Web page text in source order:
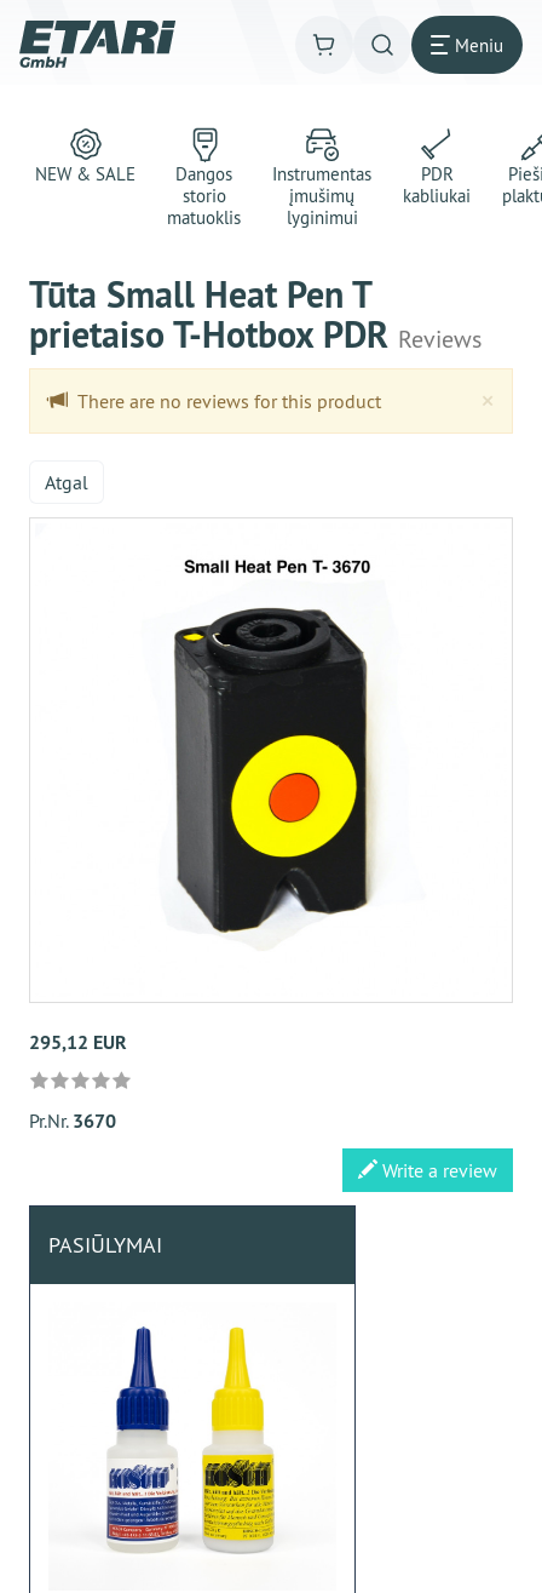
Meniu
NEW & SALE
Dangos
storio
matuoklis
Instrumentas
įmušimų
lyginimui
PDR
kabliukai
Tūta Small Heat Pen T
prietaiso T-Hotbox PDR Reviews
×
There are no reviews for this product
Atgal
295,12 EUR
Pr.Nr. 3670
Write a review
PASIŪLYMAI